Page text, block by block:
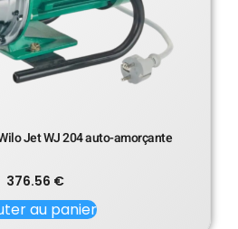
Jet WJ 204 auto-amorçante
376.56 €
au panier